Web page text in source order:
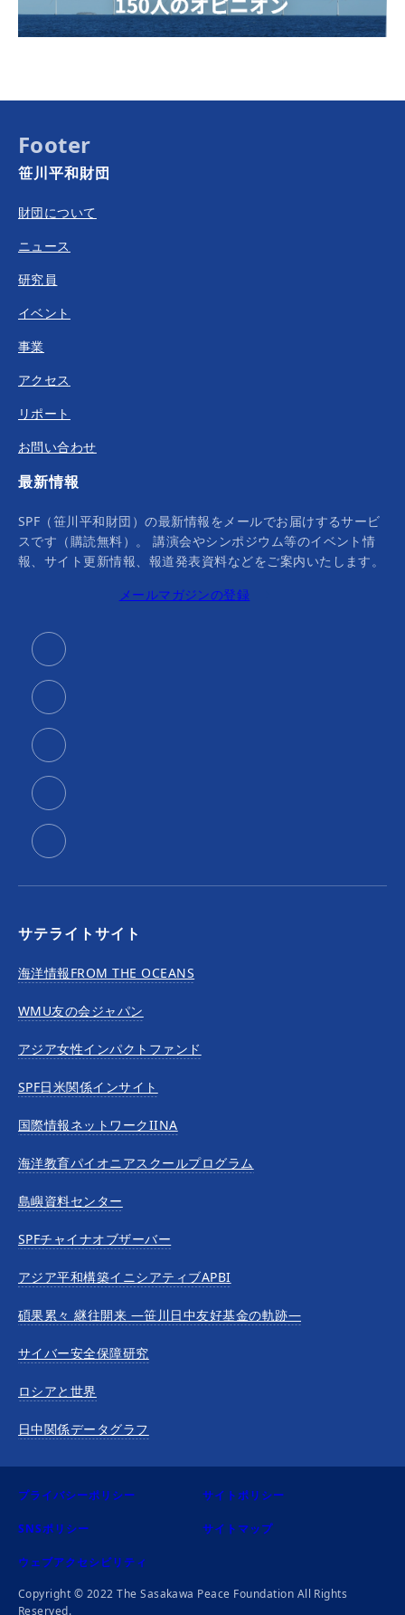
Footer
笹川平和財団
財団について
ニュース
研究員
イベント
事業
アクセス
リポート
お問い合わせ
最新情報
SPF（笹川平和財団）の最新情報をメールでお届けするサービ
スです（購読無料）。 講演会やシンポジウム等のイベント情
報、サイト更新情報、報道発表資料などをご案内いたします。
メールマガジンの登録
サテライトサイト
海洋情報FROM THE OCEANS
WMU友の会ジャパン
アジア女性インパクトファンド
SPF日米関係インサイト
国際情報ネットワークIINA
海洋教育パイオニアスクールプログラム
島嶼資料センター
SPFチャイナオブザーバー
アジア平和構築イニシアティブAPBI
碩果累々 継往開来 —笹川日中友好基金の軌跡—
サイバー安全保障研究
ロシアと世界
日中関係データグラフ
プライバシーポリシー サイトポリシー
SNSポリシー サイトマップ
ウェブアクセシビリティ
Copyright © 2022 The Sasakawa Peace Foundation All Rights
Reserved.